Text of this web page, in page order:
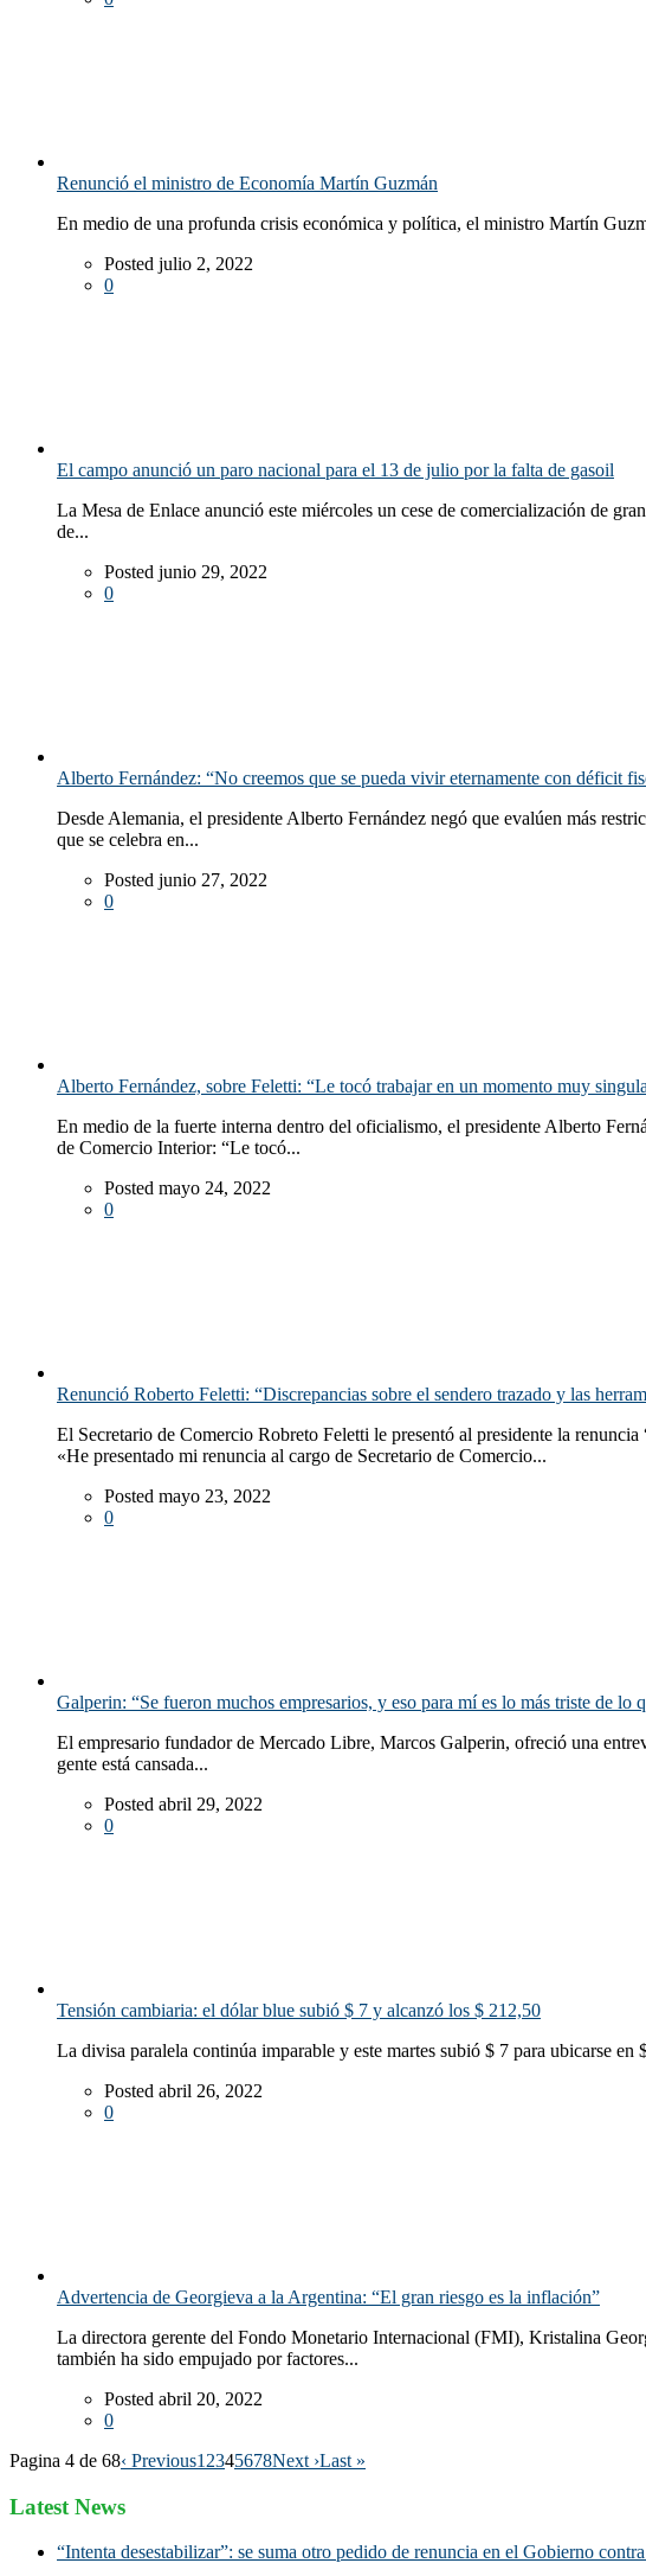
Renunció el ministro de Economía Martín Guzmán
En medio de una profunda crisis económica y política, el ministro Martín
Posted julio 2, 2022
0
El campo anunció un paro nacional para el 13 de julio por la falta de gasoil
La Mesa de Enlace anunció este miércoles un cese de comercialización de
de...
Posted junio 29, 2022
0
Alberto Fernández: “No creemos que se pueda vivir eternamente con déficit
Desde Alemania, el presidente Alberto Fernández negó que evalúen más
que se celebra en...
Posted junio 27, 2022
0
Alberto Fernández, sobre Feletti: “Le tocó trabajar en un momento muy
En medio de la fuerte interna dentro del oficialismo, el presidente Alberto
de Comercio Interior: “Le tocó...
Posted mayo 24, 2022
0
Renunció Roberto Feletti: “Discrepancias sobre el sendero trazado y las
El Secretario de Comercio Robreto Feletti le presentó al presidente la
«He presentado mi renuncia al cargo de Secretario de Comercio...
Posted mayo 23, 2022
0
Galperin: “Se fueron muchos empresarios, y eso para mí es lo más triste de lo
El empresario fundador de Mercado Libre, Marcos Galperin, ofreció una
gente está cansada...
Posted abril 29, 2022
0
Tensión cambiaria: el dólar blue subió $ 7 y alcanzó los $ 212,50
La divisa paralela continúa imparable y este martes subió $ 7 para ubicarse
Posted abril 26, 2022
0
Advertencia de Georgieva a la Argentina: “El gran riesgo es la inflación”
La directora gerente del Fondo Monetario Internacional (FMI), Kristalina
también ha sido empujado por factores...
Posted abril 20, 2022
0
Pagina 4 de 68‹ Previous1 2345678Next ›Last »
Latest News
“Intenta desestabilizar”: se suma otro pedido de renuncia en el Gobierno